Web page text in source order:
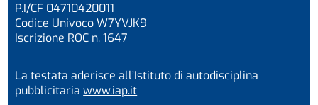
P.I/CF 04710420011
Codice Univoco W7YVJK9
Iscrizione ROC n. 1647
La testata aderisce all’Istituto di autodisciplina
pubblicitariawww.iap.it